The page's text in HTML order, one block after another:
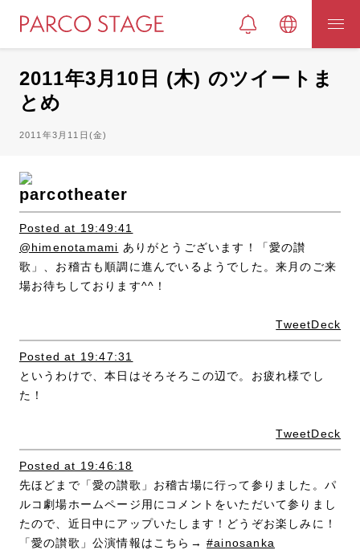
2011年3月10日 (木) のツイートま
とめ
2011年3月11日(金)
parcotheater
Posted at 19:49:41
@himenotamami ありがとうございます！「愛の讃
歌」、お稽古も順調に進んでいるようでした。来月のご来
場お待ちしております^^！
TweetDeck
Posted at 19:47:31
というわけで、本日はそろそろこの辺で。お疲れ様でし
た！
TweetDeck
Posted at 19:46:18
先ほどまで「愛の讃歌」お稽古場に行って参りました。パ
ルコ劇場ホームページ用にコメントをいただいて参りまし
たので、近日中にアップいたします！どうぞお楽しみに！
「愛の讃歌」公演情報はこちら→#ainosanka